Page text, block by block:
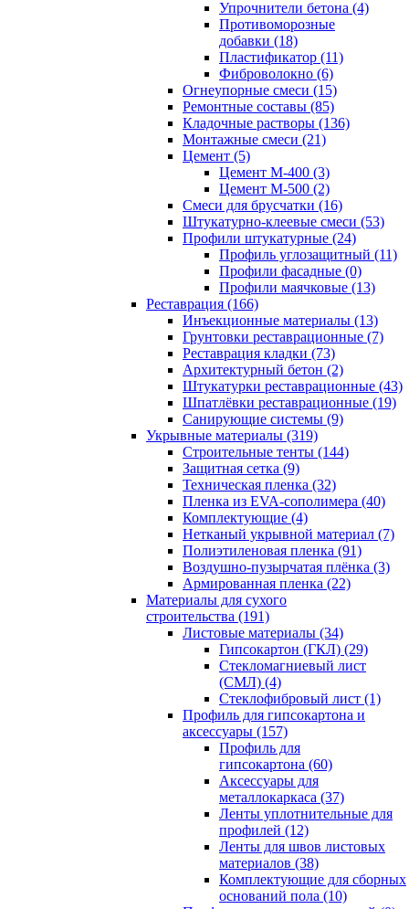
Упрочнители бетона (4)
Противоморозные
добавки (18)
Пластификатор (11)
Фиброволокно (6)
Огнеупорные смеси (15)
Ремонтные составы (85)
Кладочные растворы (136)
Монтажные смеси (21)
Цемент (5)
Цемент М-400 (3)
Цемент М-500 (2)
Смеси для брусчатки (16)
Штукатурно-клеевые смеси (53)
Профили штукатурные (24)
Профиль углозащитный (11)
Профили фасадные (0)
Профили маячковые (13)
Реставрация (166)
Инъекционные материалы (13)
Грунтовки реставрационные (7)
Реставрация кладки (73)
Архитектурный бетон (2)
Штукатурки реставрационные (43)
Шпатлёвки реставрационные (19)
Санирующие системы (9)
Укрывные материалы (319)
Строительные тенты (144)
Защитная сетка (9)
Техническая пленка (32)
Пленка из EVA-сополимера (40)
Комплектующие (4)
Нетканый укрывной материал (7)
Полиэтиленовая пленка (91)
Воздушно-пузырчатая плёнка (3)
Армированная пленка (22)
Материалы для сухого
строительства (191)
Листовые материалы (34)
Гипсокартон (ГКЛ) (29)
Стекломагниевый лист
(СМЛ) (4)
Cтеклофибровый лист (1)
Профиль для гипсокартона и
аксессуары (157)
Профиль для
гипсокартона (60)
Аксессуары для
металлокаркаса (37)
Ленты уплотнительные для
профилей (12)
Ленты для швов листовых
материалов (38)
Комплектующие для сборных
оснований пола (10)